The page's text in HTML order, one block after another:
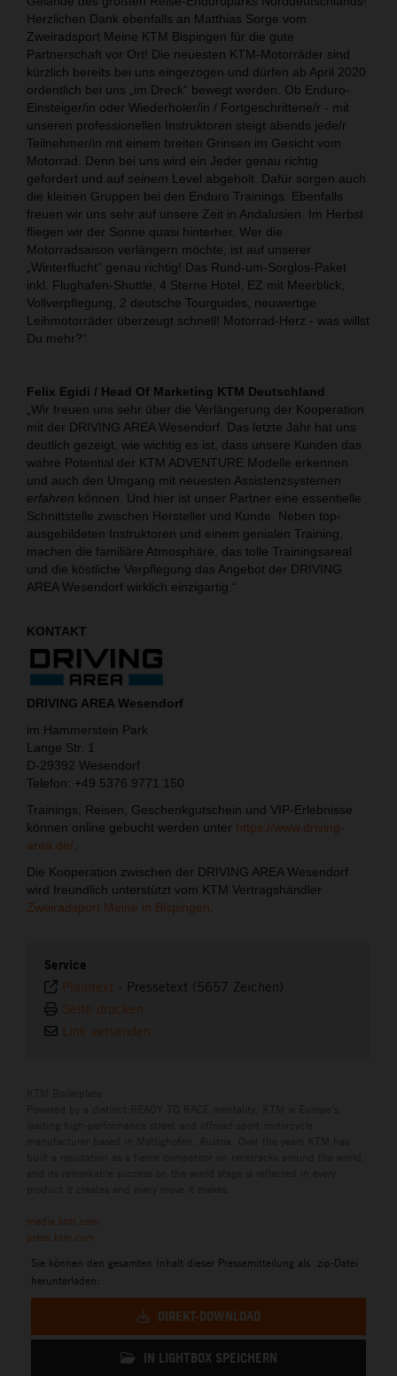
Herzlichen Dank ebenfalls an Matthias Sorge vom
Zweiradsport Meine KTM Bispingen für die gute
Partnerschaft vor Ort! Die neuesten KTM-Motorräder sind
kürzlich bereits bei uns eingezogen und dürfen ab April 2020
ordentlich bei uns „im Dreck“ bewegt werden. Ob Enduro-
Einsteiger/in oder Wiederholer/in / Fortgeschrittene/r - mit
unseren professionellen Instruktoren steigt abends jede/r
Teilnehmer/in mit einem breiten Grinsen im Gesicht vom
Motorrad. Denn bei uns wird ein Jeder genau richtig
gefordert und auf seinem Level abgeholt. Dafür sorgen auch
die kleinen Gruppen bei den Enduro Trainings. Ebenfalls
freuen wir uns sehr auf unsere Zeit in Andalusien. Im Herbst
fliegen wir der Sonne quasi hinterher. Wer die
Motorradsaison verlängern möchte, ist auf unserer
„Winterflucht“ genau richtig! Das Rund-um-Sorglos-Paket
inkl. Flughafen-Shuttle, 4 Sterne Hotel, EZ mit Meerblick,
Vollverpflegung, 2 deutsche Tourguides, neuwertige
Leihmotorräder überzeugt schnell! Motorrad-Herz - was willst
Du mehr?“
Felix Egidi / Head Of Marketing KTM Deutschland
„Wir freuen uns sehr über die Verlängerung der Kooperation
mit der DRIVING AREA Wesendorf. Das letzte Jahr hat uns
deutlich gezeigt, wie wichtig es ist, dass unsere Kunden das
wahre Potential der KTM ADVENTURE Modelle erkennen
und auch den Umgang mit neuesten Assistenzsystemen
erfahren können. Und hier ist unser Partner eine essentielle
Schnittstelle zwischen Hersteller und Kunde. Neben top-
ausgebildeten Instruktoren und einem genialen Training,
machen die familiäre Atmosphäre, das tolle Trainingsareal
und die köstliche Verpflegung das Angebot der DRIVING
AREA Wesendorf wirklich einzigartig.“
KONTAKT
DRIVING AREA Wesendorf
im Hammerstein Park
Lange Str. 1
D-29392 Wesendorf
Telefon: +49 5376 9771 150
Trainings, Reisen, Geschenkgutschein und VIP-Erlebnisse
können online gebucht werden unter https://www.driving-
area.de/
Die Kooperation zwischen der DRIVING AREA Wesendorf
wird freundlich unterstützt vom KTM Vertragshändler
Zweiradsport Meine in Bispingen.
Service
Plaintext - Pressetext (5657 Zeichen)
Seite drucken
Link versenden
media.ktm.com
press.ktm.com
Sie können den gesamten Inhalt dieser Pressemitteilung als .zip-Datei
herunterladen:
DIREKT-DOWNLOAD
IN LIGHTBOX SPEICHERN